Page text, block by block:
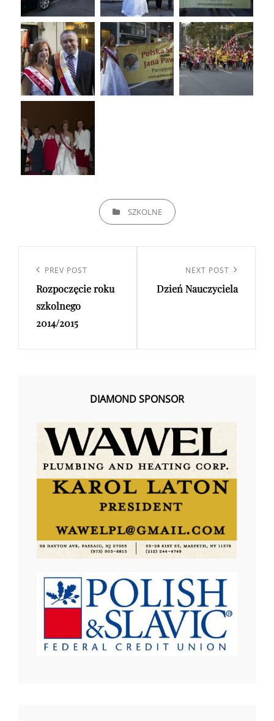
CATEGORIESSZKOLNE
wpisu
Previous
Post
PREV POST
Rozpoczęcie roku
szkolnego
2014/2015
Post
NEXT POST
Dzień Nauczyciela
DIAMOND SPONSOR